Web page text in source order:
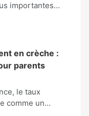
importantes…
en crèche :
parents
le taux
comme un…